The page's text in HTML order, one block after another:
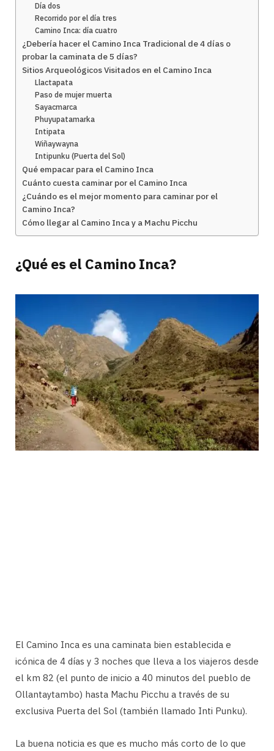
Día dos
Recorrido por el día tres
Camino Inca: día cuatro
¿Debería hacer el Camino Inca Tradicional de 4 días o
probar la caminata de 5 días?
Sitios Arqueológicos Visitados en el Camino Inca
Llactapata
Paso de mujer muerta
Sayacmarca
Phuyupatamarka
Intipata
Wiñaywayna
Intipunku (Puerta del Sol)
Qué empacar para el Camino Inca
Cuánto cuesta caminar por el Camino Inca
¿Cuándo es el mejor momento para caminar por el
Camino Inca?
Cómo llegar al Camino Inca y a Machu Picchu
¿Qué es el Camino Inca?
El Camino Inca es una caminata bien establecida e
icónica de 4 días y 3 noches que lleva a los viajeros desde
el km 82 (el punto de inicio a 40 minutos del pueblo de
Ollantaytambo) hasta Machu Picchu a través de su
exclusiva Puerta del Sol (también llamado Inti Punku).
La buena noticia es que es mucho más corto de lo que